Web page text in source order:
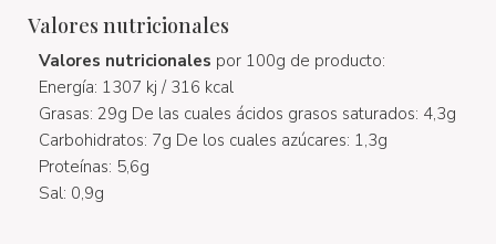
Valores nutricionales
Valores nutricionales por 100g de producto:
Energía: 1307 kj / 316 kcal
Grasas: 29g De las cuales ácidos grasos saturados: 4,3g
Carbohidratos: 7g De los cuales azúcares: 1,3g
Proteínas: 5,6g
Sal: 0,9g